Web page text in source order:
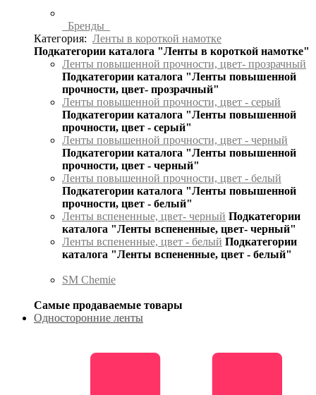
Бренды
Категория: Ленты в короткой намотке
Подкатегории каталога "Ленты в короткой намотке"
Ленты повышенной прочности, цвет- прозрачный
Подкатегории каталога "Ленты повышенной
прочности, цвет- прозрачный"
Ленты повышенной прочности, цвет - серый
Подкатегории каталога "Ленты повышенной
прочности, цвет - серый"
Ленты повышенной прочности, цвет - черный
Подкатегории каталога "Ленты повышенной
прочности, цвет - черный"
Ленты повышенной прочности, цвет - белый
Подкатегории каталога "Ленты повышенной
прочности, цвет - белый"
Ленты вспененные, цвет- черный Подкатегории
каталога "Ленты вспененные, цвет- черный"
Ленты вспененные, цвет - белый Подкатегории
каталога "Ленты вспененные, цвет - белый"
SM Chemie
Самые продаваемые товары
Односторонние ленты